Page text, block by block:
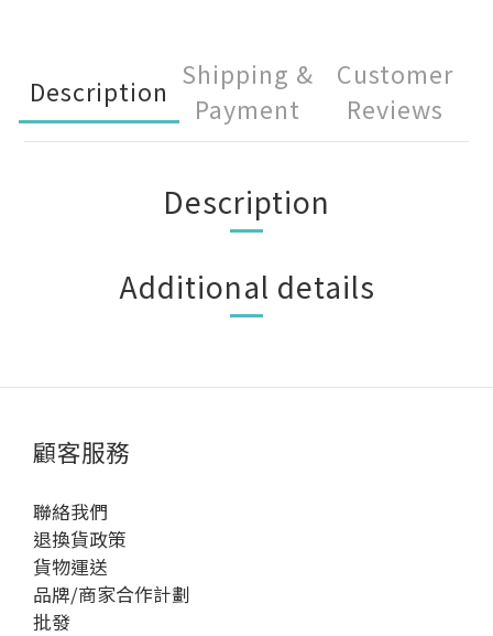
Description
Shipping &
Payment
Customer
Reviews
Description
Additional details
顧客服務
聯絡我們
退換貨政策
貨物運送
品牌/商家合作計劃
批發